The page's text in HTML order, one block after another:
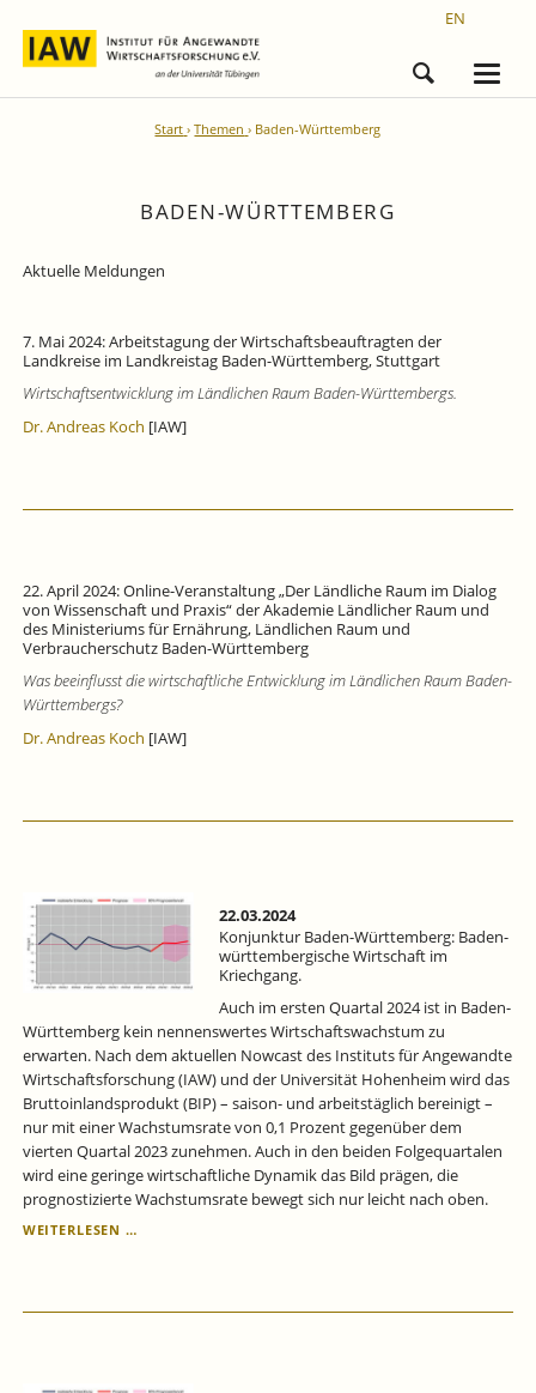
EN
Start Themen Baden-Württemberg
BADEN-WÜRTTEMBERG
Aktuelle Meldungen
7. Mai 2024: Arbeitstagung der Wirtschaftsbeauftragten der
Landkreise im Landkreistag Baden-Württemberg, Stuttgart
Wirtschaftsentwicklung im Ländlichen Raum Baden-Württembergs.
Dr. Andreas Koch [IAW]
22. April 2024: Online-Veranstaltung „Der Ländliche Raum im Dialog
von Wissenschaft und Praxis“ der Akademie Ländlicher Raum und
des Ministeriums für Ernährung, Ländlichen Raum und
Verbraucherschutz Baden-Württemberg
Was beeinflusst die wirtschaftliche Entwicklung im Ländlichen Raum Baden-
Württembergs?
Dr. Andreas Koch [IAW]
22.03.2024
Konjunktur Baden-Württemberg: Baden-
württembergische Wirtschaft im
Kriechgang.
Auch im ersten Quartal 2024 ist in Baden-
Württemberg kein nennenswertes Wirtschaftswachstum zu
erwarten. Nach dem aktuellen Nowcast des Instituts für Angewandte
Wirtschaftsforschung (IAW) und der Universität Hohenheim wird das
Bruttoinlandsprodukt (BIP) – saison- und arbeitstäglich bereinigt –
nur mit einer Wachstumsrate von 0,1 Prozent gegenüber dem
vierten Quartal 2023 zunehmen. Auch in den beiden Folgequartalen
wird eine geringe wirtschaftliche Dynamik das Bild prägen, die
prognostizierte Wachstumsrate bewegt sich nur leicht nach oben.
WEITERLESEN …KONJUNKTUR
WÜRTTEMBERGISCHE